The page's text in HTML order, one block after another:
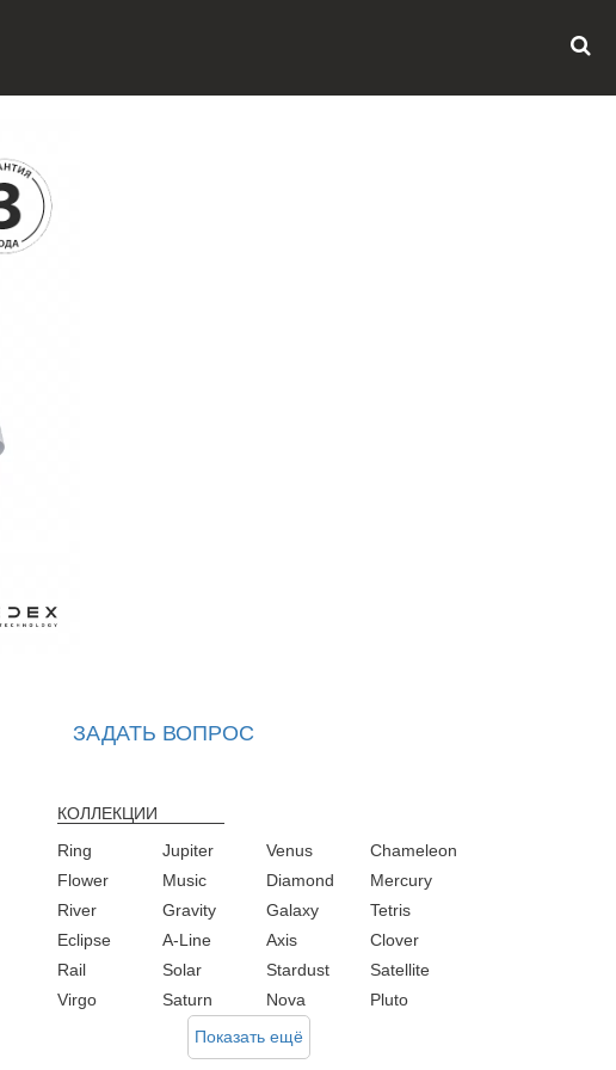
ЗАДАТЬ ВОПРОС
КОЛЛЕКЦИИ
Ring
Flower
Jupiter
Music
Venus
Diamond
Chameleon
Mercury
River
Eclipse
Gravity
A-Line
Galaxy
Axis
Tetris
Clover
Rail
Virgo
Solar
Saturn
Stardust
Nova
Satellite
Pluto
Показать ещё